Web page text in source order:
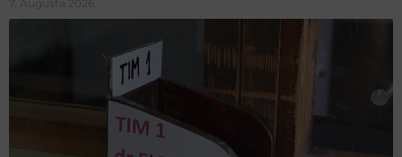
7. Augusta 2026.